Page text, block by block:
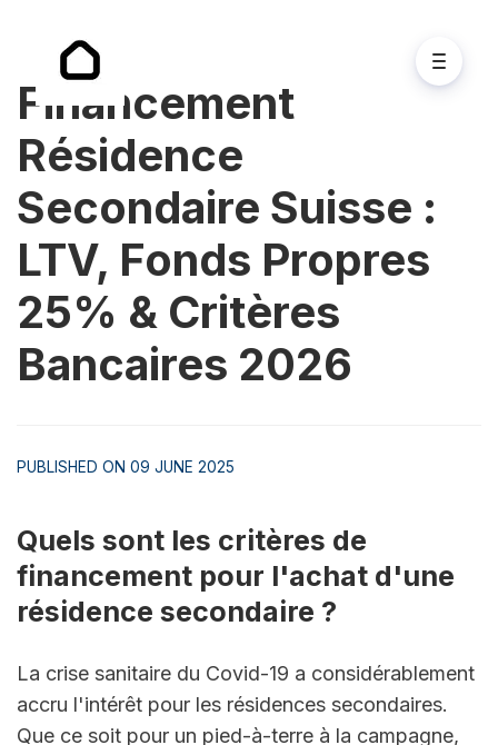
Financement
Résidence
Secondaire Suisse :
LTV, Fonds Propres
25% & Critères
Bancaires 2026
PUBLISHED ON 09 JUNE 2025
Quels sont les critères de
financement pour l'achat d'une
résidence secondaire ?
La crise sanitaire du Covid-19 a considérablement
accru l'intérêt pour les résidences secondaires.
Que ce soit pour un pied-à-terre à la campagne,